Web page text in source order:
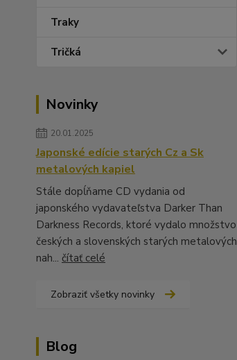
Traky
Tričká
Novinky
20.01.2025
Japonské edície starých Cz a Sk
metalových kapiel
Stále dopĺňame CD vydania od
japonského vydavateľstva Darker Than
Darkness Records, ktoré vydalo množstvo
českých a slovenských starých metalových
nah... čítať celé
Zobraziť všetky novinky
Blog